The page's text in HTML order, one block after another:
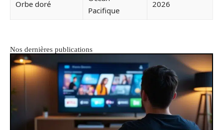
Orbe doré
Pacifique
2026
Nos dernières publications